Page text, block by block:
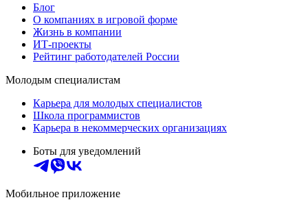
Блог
О компаниях в игровой форме
Жизнь в компании
ИТ-проекты
Рейтинг работодателей России
Молодым специалистам
Карьера для молодых специалистов
Школа программистов
Карьера в некоммерческих организациях
Боты для уведомлений
Мобильное приложение